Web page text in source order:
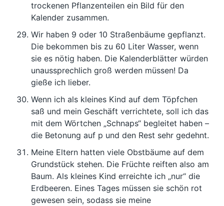
trockenen Pflanzenteilen ein Bild für den
Kalender zusammen.
Wir haben 9 oder 10 Straßenbäume gepflanzt.
Die bekommen bis zu 60 Liter Wasser, wenn
sie es nötig haben. Die Kalenderblätter würden
unaussprechlich groß werden müssen! Da
gieße ich lieber.
Wenn ich als kleines Kind auf dem Töpfchen
saß und mein Geschäft verrichtete, soll ich das
mit dem Wörtchen „Schnaps“ begleitet haben –
die Betonung auf p und den Rest sehr gedehnt.
Meine Eltern hatten viele Obstbäume auf dem
Grundstück stehen. Die Früchte reiften also am
Baum. Als kleines Kind erreichte ich „nur“ die
Erdbeeren. Eines Tages müssen sie schön rot
gewesen sein, sodass sie meine